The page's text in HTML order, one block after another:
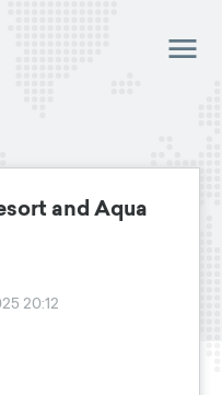
and Aqua
20:12